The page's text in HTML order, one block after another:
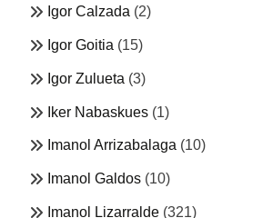
Igor Calzada (2)
Igor Goitia (15)
Igor Zulueta (3)
Iker Nabaskues (1)
Imanol Arrizabalaga (10)
Imanol Galdos (10)
Imanol Lizarralde (321)